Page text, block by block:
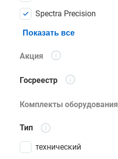
Spectra Precision
Показать все
Акция
Госреестр
Комплекты оборудования
Тип
технический